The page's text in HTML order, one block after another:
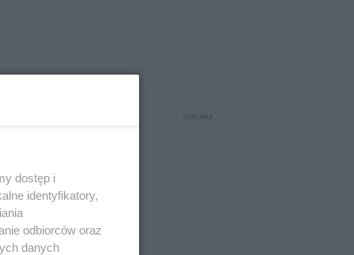
dostęp i
identyfikatory,
odbiorców oraz
danych